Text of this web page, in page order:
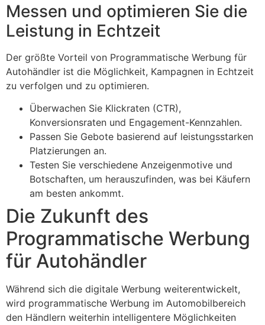
Messen und optimieren Sie die
Leistung in Echtzeit
Der größte Vorteil von Programmatische Werbung für
Autohändler ist die Möglichkeit, Kampagnen in Echtzeit
zu verfolgen und zu optimieren.
Überwachen Sie Klickraten (CTR),
Konversionsraten und Engagement-Kennzahlen.
Passen Sie Gebote basierend auf leistungsstarken
Platzierungen an.
Testen Sie verschiedene Anzeigenmotive und
Botschaften, um herauszufinden, was bei Käufern
am besten ankommt.
Die Zukunft des
Programmatische Werbung
für Autohändler
Während sich die digitale Werbung weiterentwickelt,
wird programmatische Werbung im Automobilbereich
den Händlern weiterhin intelligentere Möglichkeiten